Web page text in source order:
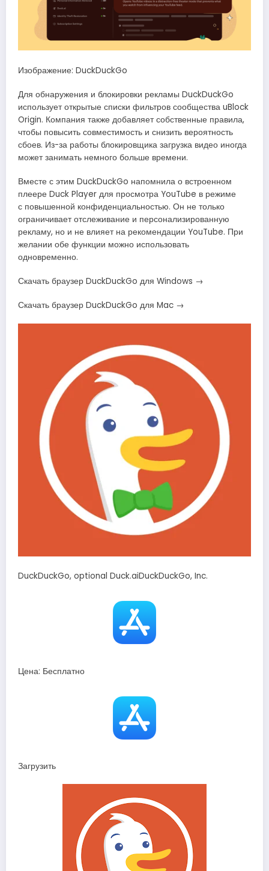
Изображение: DuckDuckGo
Для обнаружения и блокировки рекламы DuckDuckGo
использует открытые списки фильтров сообщества uBlock
Origin. Компания также добавляет собственные правила,
чтобы повысить совместимость и снизить вероятность
сбоев. Из-за работы блокировщика загрузка видео иногда
может занимать немного больше времени.
Вместе с этим DuckDuckGo напомнила о встроенном
плеере Duck Player для просмотра YouTube в режиме
с повышенной конфиденциальностью. Он не только
ограничивает отслеживание и персонализированную
рекламу, но и не влияет на рекомендации YouTube. При
желании обе функции можно использовать
одновременно.
Скачать браузер DuckDuckGo для Windows →
Скачать браузер DuckDuckGo для Mac →
DuckDuckGo, optional Duck.aiDuckDuckGo, Inc.
Цена: Бесплатно
Загрузить